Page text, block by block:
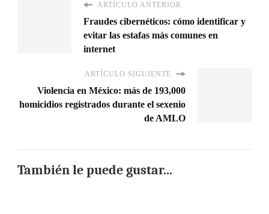
ARTÍCULO ANTERIOR
Fraudes cibernéticos: cómo identificar y
evitar las estafas más comunes en
internet
ARTÍCULO SIGUIENTE
Violencia en México: más de 193,000
homicidios registrados durante el sexenio
de AMLO
También le puede gustar...